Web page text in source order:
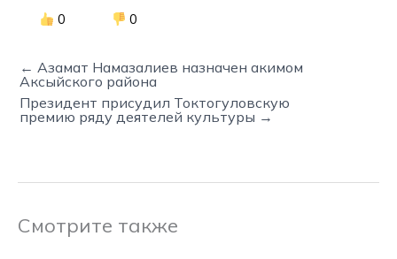
0 0
← Азамат Намазалиев назначен акимом
Аксыйского района
Президент присудил Токтогуловскую
премию ряду деятелей культуры →
Смотрите также